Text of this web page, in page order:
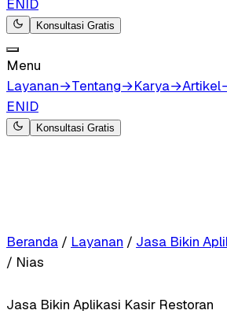
ENID
Konsultasi Gratis
Menu
Layanan→Tentang→Karya→Artikel
ENID
Konsultasi Gratis
Beranda / Layanan / Jasa Bikin
/ Nias
Jasa Bikin Aplikasi Kasir Restoran